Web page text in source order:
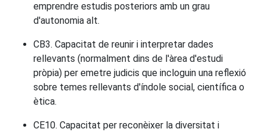
emprendre estudis posteriors amb un grau
d'autonomia alt.
CB3. Capacitat de reunir i interpretar dades
rellevants (normalment dins de l'àrea d'estudi
pròpia) per emetre judicis que incloguin una reflexió
sobre temes rellevants d'índole social, científica o
ètica.
CE10. Capacitat per reconèixer la diversitat i